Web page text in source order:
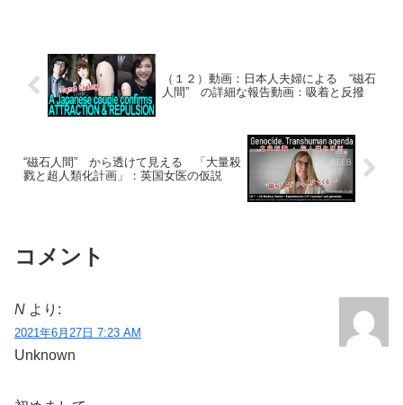
（１２）動画：日本人夫婦による “磁石
人間” の詳細な報告動画：吸着と反撥
“磁石人間” から透けて見える 「大量殺
戮と超人類化計画」：英国女医の仮説
コメント
N より:
2021年6月27日 7:23 AM
Unknown